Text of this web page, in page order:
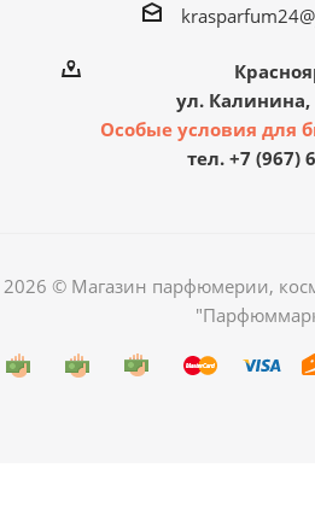
ул. Калинина,
Особые условия для
тел. +7 (967)
2026 © Магазин парфюмерии,